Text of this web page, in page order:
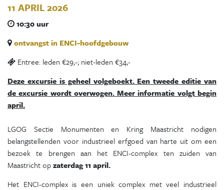
11 APRIL 2026
10:30 uur
ontvangst in ENCI-hoofdgebouw
Entree: leden €29,-; niet-leden €34,-
Deze excursie is geheel volgeboekt. Een tweede editie van
de excursie wordt overwogen. Meer informatie volgt begin
april.
LGOG Sectie Monumenten en Kring Maastricht nodigen
belangstellenden voor industrieel erfgoed van harte uit om een
bezoek te brengen aan het ENCI-complex ten zuiden van
Maastricht opzaterdag 11 april.
Het ENCI-complex is een uniek complex met veel industrieel